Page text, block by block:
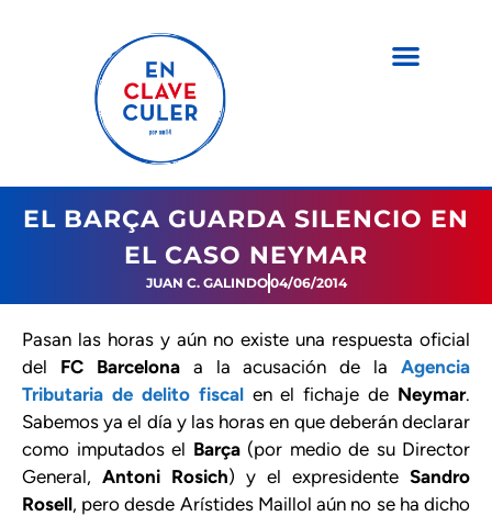
EL BARÇA GUARDA SILENCIO EN
EL CASO NEYMAR
JUAN C. GALINDO04/06/2014
Pasan las horas y aún no existe una respuesta oficial
del FC Barcelonaa la acusación de la Agencia
Tributaria de delito fiscalen el fichaje de Neymar.
Sabemos ya el día y las horas en que deberán declarar
como imputados el Barça(por medio de su Director
General, Antoni Rosich) y el expresidente Sandro
Rosell, pero desde Arístides Maillol aún no se ha dicho